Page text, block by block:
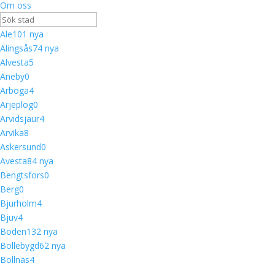
Om oss
Ale101 nya
Alingsås74 nya
Alvesta5
Aneby0
Arboga4
Arjeplog0
Arvidsjaur4
Arvika8
Askersund0
Avesta84 nya
Bengtsfors0
Berg0
Bjurholm4
Bjuv4
Boden132 nya
Bollebygd62 nya
Bollnäs4